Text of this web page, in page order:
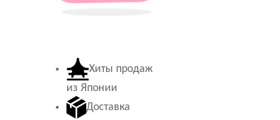
Хиты продаж
из Японии
Доставка